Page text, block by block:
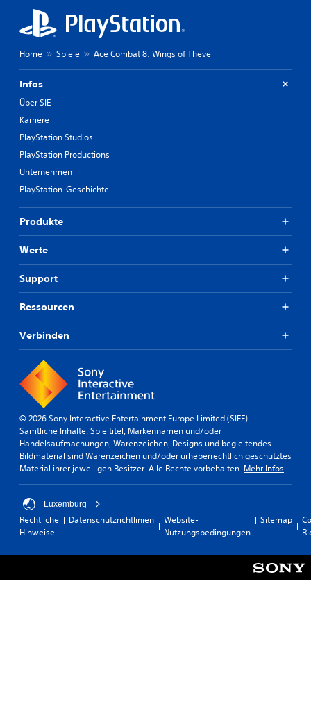
Home Spiele Ace Combat 8: Wings of Theve
Infos
Über SIE
Karriere
PlayStation Studios
PlayStation Productions
Unternehmen
PlayStation-Geschichte
Produkte
Werte
Support
Ressourcen
Verbinden
© 2026 Sony Interactive Entertainment Europe Limited (SIEE)
Sämtliche Inhalte, Spieltitel, Markennamen und/oder
Handelsaufmachungen, Warenzeichen, Designs und begleitendes
Bildmaterial sind Warenzeichen und/oder urheberrechtlich geschütztes
Material ihrer jeweiligen Besitzer. Alle Rechte vorbehalten. Mehr Infos
Luxemburg
Rechtliche
Hinweise
Datenschutzrichtlinien
Website-
Nutzungsbedingungen
Sitemap